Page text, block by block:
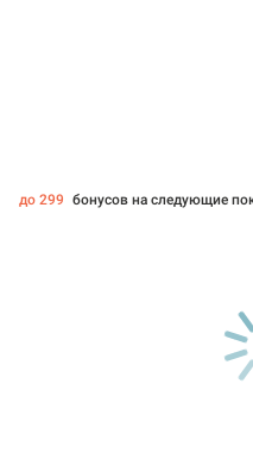
до 299 бонусов на следующие